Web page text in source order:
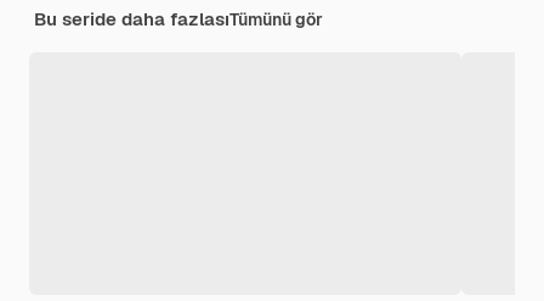
Bu seride daha fazlasıTümünü gör